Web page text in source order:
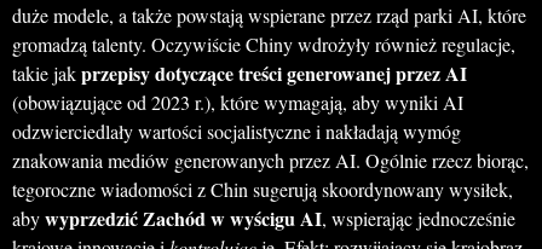
duże modele, a także powstają wspierane przez rząd parki AI, które
gromadzą talenty. Oczywiście Chiny wdrożyły również regulacje,
takie jakprzepisy dotyczące treści generowanej przez AI
(obowiązujące od 2023 r.), które wymagają, aby wyniki AI
odzwierciedlały wartości socjalistyczne i nakładają wymóg
znakowania mediów generowanych przez AI. Ogólnie rzecz biorąc,
tegoroczne wiadomości z Chin sugerują skoordynowany wysiłek,
abywyprzedzić Zachód w wyścigu AI, wspierając jednocześnie